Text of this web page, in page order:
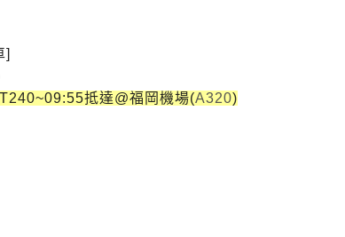
]
抵達@福岡機場(A320)